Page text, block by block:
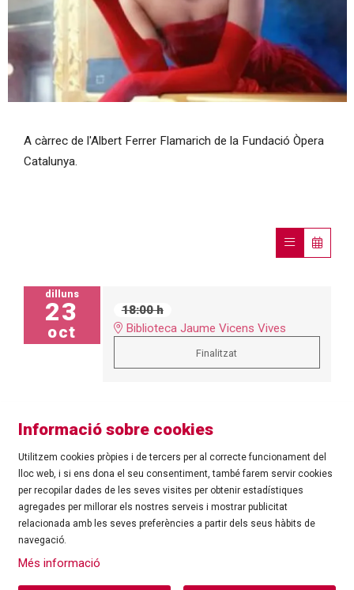
A càrrec de l'Albert Ferrer Flamarich de la Fundació Òpera
Catalunya.
dilluns
23
oct
18:00 h
Biblioteca Jaume Vicens Vives
Finalitzat
©Ajuntament de Roses| C/ Tarragona, 81 | 17480 ROSES
Tel.: 972 25 24 00 |cultura@roses.cat
Sitemap | Ús de Cookies
Informació sobre cookies
Utilitzem cookies pròpies i de tercers per al correcte funcionament del
lloc web, i si ens dona el seu consentiment, també farem servir cookies
per recopilar dades de les seves visites per obtenir estadístiques
agregades per millorar els nostres serveis i mostrar publicitat
relacionada amb les seves preferències a partir dels seus hàbits de
navegació.
Més informació